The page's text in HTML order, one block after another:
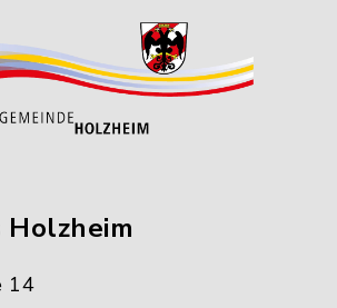
Holzheim
14